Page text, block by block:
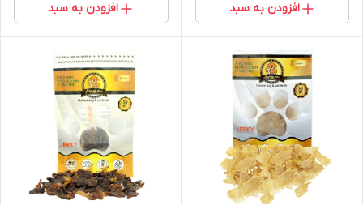
افزودن به سبد افزودن به سبد